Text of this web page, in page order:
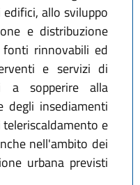
allo sviluppo
e distribuzione
rinnovabili ed
e servizi di
a sopperire alla
degli insediamenti
e
nell'ambito dei
urbana previsti